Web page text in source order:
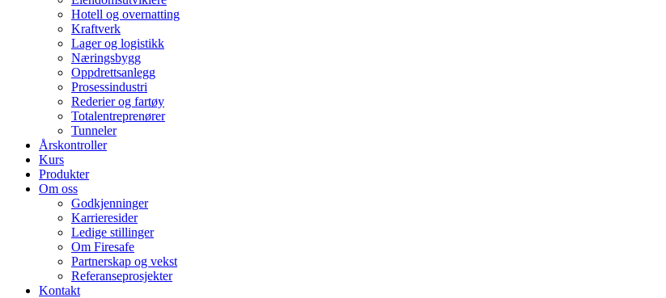
Hotell og overnatting
Kraftverk
Lager og logistikk
Næringsbygg
Oppdrettsanlegg
Prosessindustri
Rederier og fartøy
Totalentreprenører
Tunneler
Årskontroller
Kurs
Produkter
Om oss
Godkjenninger
Karrieresider
Ledige stillinger
Om Firesafe
Partnerskap og vekst
Referanseprosjekter
Kontakt